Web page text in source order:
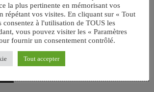
la plus pertinente en mémorisant vos
répétant vos visites. En cliquant sur « Tout
consentez à l'utilisation de TOUS les
vous pouvez visiter les « Paramètres
fournir un consentement contrôlé.
Tout accepter